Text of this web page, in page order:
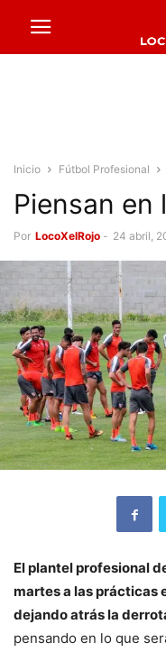
Inicio Fútbol Profesional
Piensan en
Por LocoXelRojo - 24 abril,
El plantel profesional
martes a las prácticas
dejando atrás la
pensando en lo que